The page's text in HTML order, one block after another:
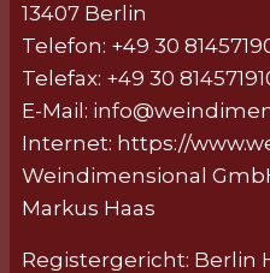
13407 Berlin
Telefon: +49 30
Telefax: +49 30
E-Mail:
Internet: https://
Weindimensional
Markus Haas
Registergericht: Berlin